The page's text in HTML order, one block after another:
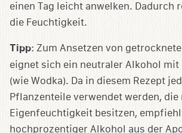
einen Tag leicht anwelken. Dadurch
die Feuchtigkeit.
Tipp: Zum Ansetzen von
eignet sich ein neutraler Alkohol mit
(wie Wodka). Da in diesem Rezept
Pflanzenteile verwendet werden, die
Eigenfeuchtigkeit besitzen,
hochprozentiger Alkohol aus der